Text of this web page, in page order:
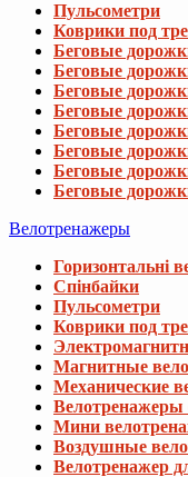
Пульсометри
Коврики под
Беговые
Беговые
Беговые
Беговые
Беговые
Беговые
Беговые
Беговые
Велотренажеры
Горизонтальні
Спінбайки
Пульсометри
Коврики под
Магнитные
Механические
Велотренажеры
Мини
Воздушные
Велотренажер